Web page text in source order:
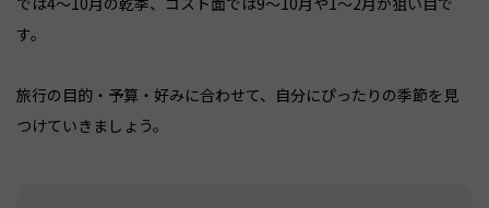
す。
旅行の目的・予算・好みに合わせて、自分にぴったりの季節を見
つけていきましょう。